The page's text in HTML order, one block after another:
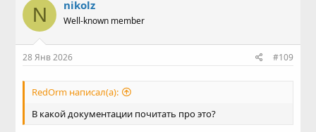
N nikolz
Well-known member
28 Янв 2026 #109
RedOrm написал(а):
В какой документации почитать про это?